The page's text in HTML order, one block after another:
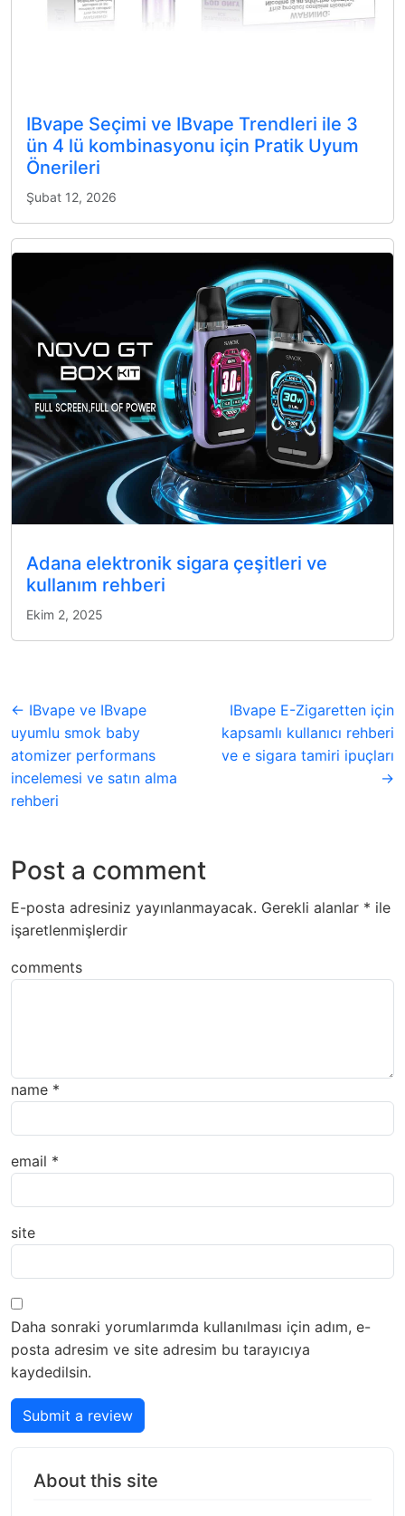
IBvape Seçimi ve IBvape Trendleri ile 3
ün 4 lü kombinasyonu için Pratik Uyum
Önerileri
Şubat 12, 2026
Adana elektronik sigara çeşitleri ve
kullanım rehberi
Ekim 2, 2025
← IBvape ve IBvape
uyumlu smok baby
atomizer performans
incelemesi ve satın alma
rehberi
IBvape E-Zigaretten için
kapsamlı kullanıcı rehberi
ve e sigara tamiri ipuçları
→
Post a comment
E-posta adresiniz yayınlanmayacak. Gerekli alanlar * ile
işaretlenmişlerdir
comments
name *
email *
site
Daha sonraki yorumlarımda kullanılması için adım, e-
posta adresim ve site adresim bu tarayıcıya
kaydedilsin.
Submit a review
About this site